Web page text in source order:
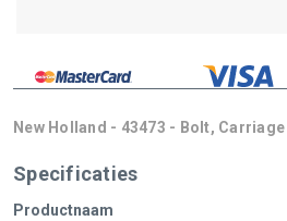
New Holland - 43473 - Bolt, Carriage
Specificaties
Productnaam